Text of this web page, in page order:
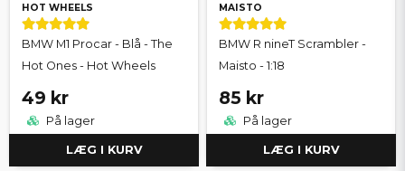
HOT WHEELS
BMW M1 Procar - Blå - The
Hot Ones - Hot Wheels
49 kr
På lager
LÆG I KURV
MAISTO
BMW R nineT Scrambler -
Maisto - 1:18
85 kr
På lager
LÆG I KURV